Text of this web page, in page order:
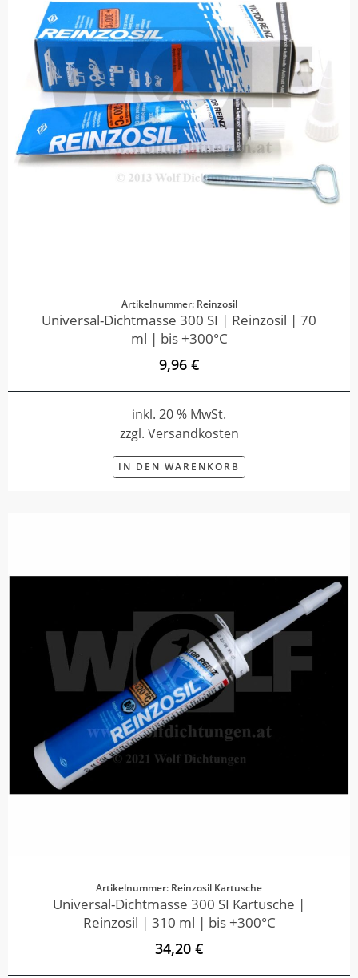
Artikelnummer: Reinzosil
Universal-Dichtmasse 300 SI | Reinzosil | 70
ml | bis +300°C
9,96 €
inkl. 20 % MwSt.
zzgl. Versandkosten
IN DEN WARENKORB
Artikelnummer: Reinzosil Kartusche
Universal-Dichtmasse 300 SI Kartusche |
Reinzosil | 310 ml | bis +300°C
34,20 €